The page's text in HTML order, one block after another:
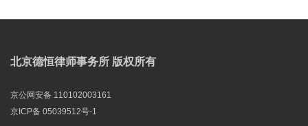
北京德恒律师事务所 版权所有
京公网安备 110102003161
京ICP备 05039512号-1